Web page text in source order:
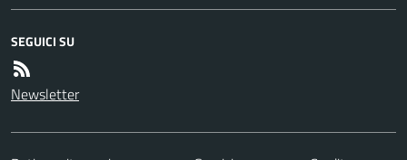
SEGUICI SU
Newsletter